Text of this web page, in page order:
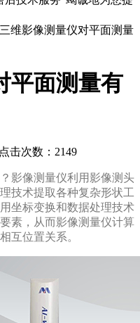
三维影像测量仪对平面测量
平面测量有
击次数：2149
？影像测量仪利用影像测头
技术提取各种复杂形状工
用坐标变换和数据处理技术
，从而影像测量仪计算
互位置关系。